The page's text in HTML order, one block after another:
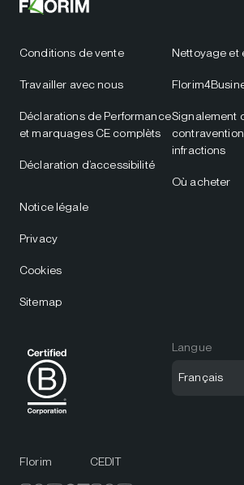
Conditions de vente
Travailler avec nous
Déclarations de Performance
et marquages CE complèts
Déclaration d’accessibilité
Nettoyage et
Signalement
infractions
Où acheter
Notice légale
Privacy
Cookies
Sitemap
Langue
Français
Florim CEDIT